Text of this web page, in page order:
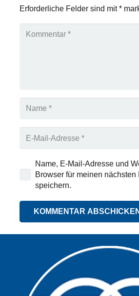
Erforderliche Felder sind mit*
Name, E-Mail-Adresse und
Browser für meinen nächsten
speichern.
KOMMENTAR ABSCHICKEN